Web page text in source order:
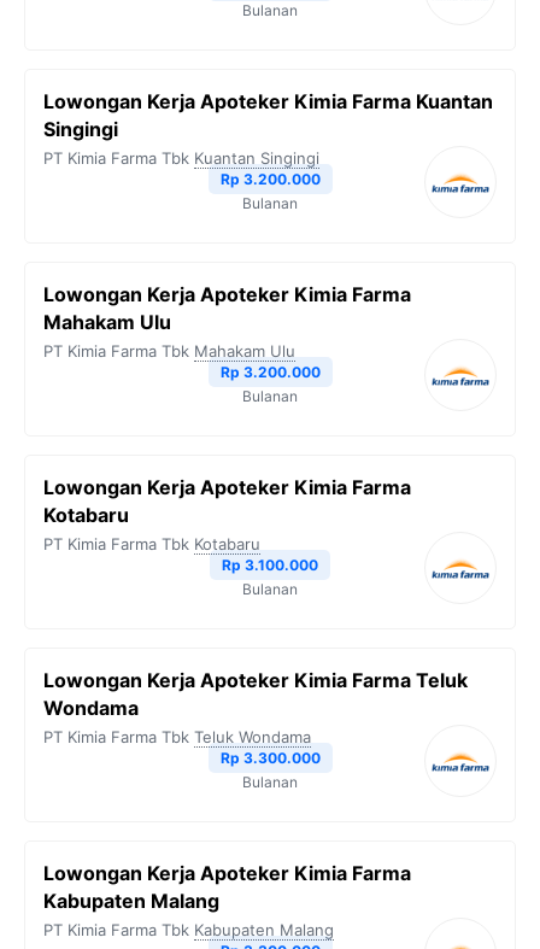
Bulanan
Lowongan Kerja Apoteker Kimia Farma Kuantan
Singingi
PT Kimia Farma Tbk Kuantan Singingi
Rp 3.200.000
Bulanan
Lowongan Kerja Apoteker Kimia Farma
Mahakam Ulu
PT Kimia Farma Tbk Mahakam Ulu
Rp 3.200.000
Bulanan
Lowongan Kerja Apoteker Kimia Farma
Kotabaru
PT Kimia Farma Tbk Kotabaru
Rp 3.100.000
Bulanan
Lowongan Kerja Apoteker Kimia Farma Teluk
Wondama
PT Kimia Farma Tbk Teluk Wondama
Rp 3.300.000
Bulanan
Lowongan Kerja Apoteker Kimia Farma
Kabupaten Malang
PT Kimia Farma Tbk Kabupaten Malang